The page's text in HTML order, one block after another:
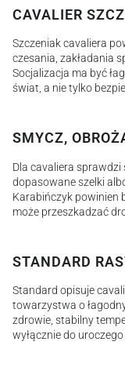
CAVALIER
Szczeniak cavaliera
czesania, zakładania
Socjalizacja ma być
świat, a nie tylko
SMYCZ,
Dla cavaliera sprawdzi
dopasowane szelki
Karabińczyk powinien
może przeszkadzać
STANDARD
Standard opisuje
towarzystwa o
zdrowie, stabilny
wyłącznie do